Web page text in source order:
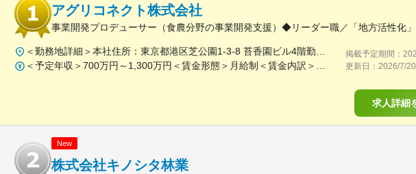
アグリコネクト株式会社
事業開発プロデューサー（食農分野の事業開発支援）◆リーダー職／「地方活性化
＜勤務地詳細＞本社住所：東京都港区芝公園1-3-8 苔香園ビル4階勤務地最寄駅：都営三田線／御成門駅受動喫煙対策：屋内全面禁煙変更の範囲：会社の定める事業所
＜予定年収＞700万円～1,300万円＜賃金形態＞月給制＜賃金内訳＞月額（基本給）：400,000円～650,000円固定残業手当/月：92,640円～150,510円（固定残業時間30時間0分/月）超過した時間外労働の残業手当は追加支給＜月給＞492,640円～800,510円（一律手当を含む）＜昇給有無＞有＜残業手当＞有＜給与補足＞※給与は職歴、スキルなどに応じて相談※役職がつく場合は、別途、役職手当（50,000円～10,000円）を支給※マネージャー職以上の場合は、管理職のため残業代支給対象外■昇給：年1回（4月）■賞与：年1回（12月）賃金はあくまでも目安の金額であり、選考を通じて上下する可能性があります。月給(月額)は固定手当を含めた表記です。
掲載予定期間：
更新日： 2026/7/20
求人詳細
New
株式会社キノシタ林業